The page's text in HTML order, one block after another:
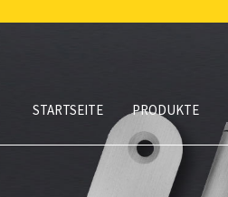
STARTSEITE PRODUKTE